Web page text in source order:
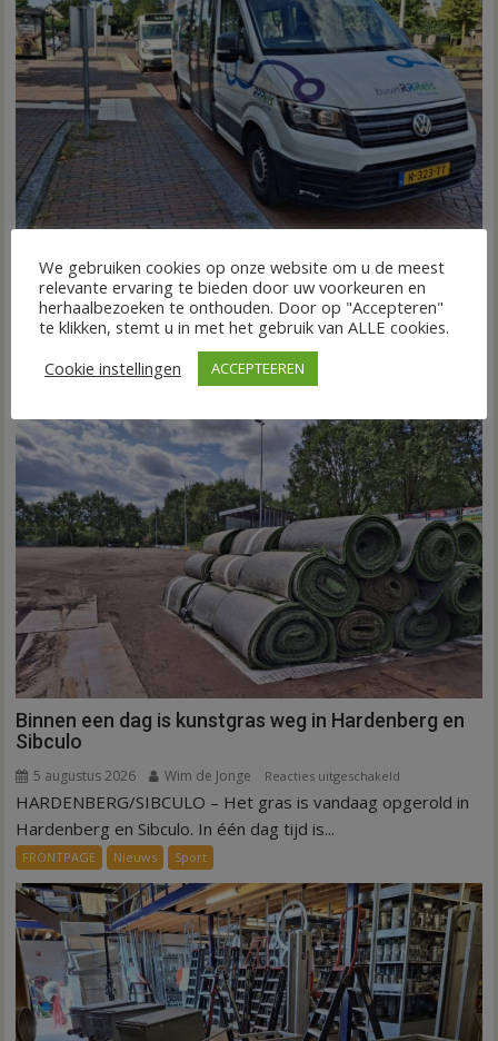
Nieuw ov-systeem verbindt alle kernen Hardenberg
6 augustus 2026 Wim de Jonge Reacties uitgeschakeldvoor
Nieuw
alle
kernen
Hardenberg
HARDENBERG – Eind volgend jaar moet een extra systeem
van buurtbussen het openbaar vervoer tot in...
Nieuws
Binnen een dag is kunstgras weg in Hardenberg en
Sibculo
5 augustus 2026 Wim de Jonge Reacties uitgeschakeld
Binnen
kunstgras
weg
in
Hardenberg
en
Sibculo
HARDENBERG/SIBCULO – Het gras is vandaag opgerold in
Hardenberg en Sibculo. In één dag tijd is...
FRONTPAGE Nieuws Sport
We gebruiken cookies op onze website om u de meest
relevante ervaring te bieden door uw voorkeuren en
herhaalbezoeken te onthouden. Door op "Accepteren"
te klikken, stemt u in met het gebruik van ALLE cookies.
Cookie instellingen
ACCEPTEEREN